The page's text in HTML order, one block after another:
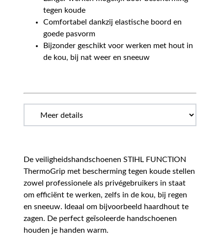
tegen koude
Comfortabel dankzij elastische boord en
goede pasvorm
Bijzonder geschikt voor werken met hout in
de kou, bij nat weer en sneeuw
De veiligheidshandschoenen STIHL FUNCTION
ThermoGrip met bescherming tegen koude stellen
zowel professionele als privégebruikers in staat
om efficiënt te werken, zelfs in de kou, bij regen
en sneeuw. Ideaal om bijvoorbeeld haardhout te
zagen. De perfect geïsoleerde handschoenen
houden je handen warm.